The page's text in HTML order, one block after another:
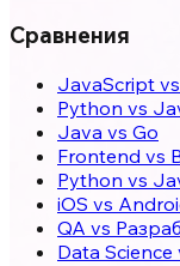
Сравнения
JavaScript
Python vs
Java vs Go
Frontend vs
Python vs
iOS vs
QA vs
Data Science